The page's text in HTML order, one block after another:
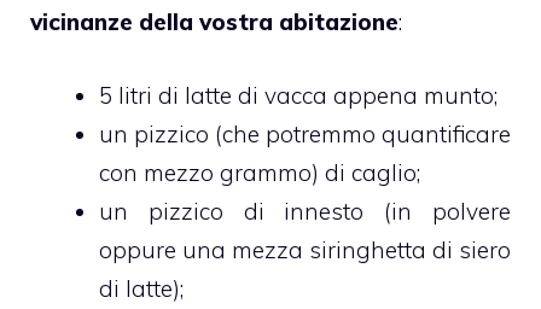
vicinanze della vostra abitazione:
5 litri di latte di vacca appena munto;
un pizzico (che potremmo quantificare
con mezzo grammo) di caglio;
un pizzico di innesto (in polvere
oppure una mezza siringhetta di siero
di latte);